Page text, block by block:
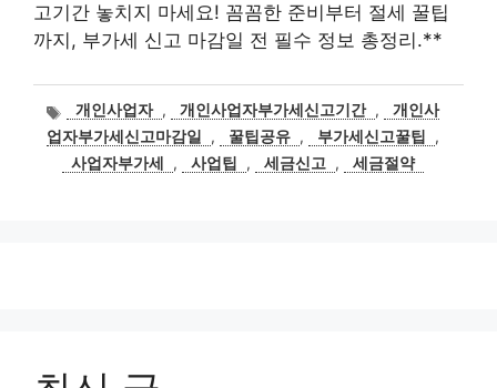
고기간 놓치지 마세요! 꼼꼼한 준비부터 절세 꿀팁
까지, 부가세 신고 마감일 전 필수 정보 총정리.**
태
그
개인사업자 , 개인사업자부가세신고기간 ,
개인사
업자부가세신고마감일
, 꿀팁공유 , 부가세신고꿀팁
,
사업자부가세
, 사업팁 , 세금신고 , 세금절약